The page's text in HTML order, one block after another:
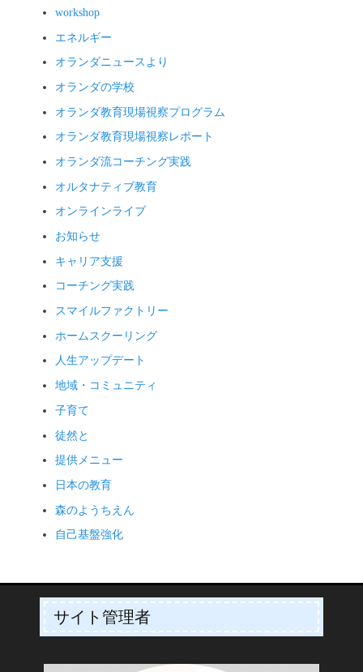
workshop
エネルギー
オランダニュースより
オランダの学校
オランダ教育現場視察プログラム
オランダ教育現場視察レポート
オランダ流コーチング実践
オルタナティブ教育
オンラインライブ
お知らせ
キャリア支援
コーチング実践
スマイルファクトリー
ホームスクーリング
人生アップデート
地域・コミュニティ
子育て
徒然と
提供メニュー
日本の教育
森のようちえん
自己基盤強化
サイト管理者